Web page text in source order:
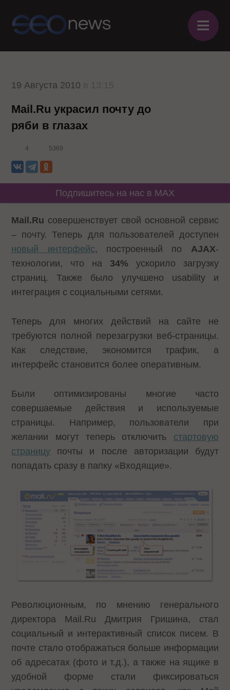
≡
19 Августа 2010
Mail.Ru украсил почту до
ряби в глазах
4 5369
Подпишитесь на нас в MAX
Mail.Ru совершенствует свой основной сервис
– почту. Теперь для пользователей доступен
новый интерфейс, построенный по AJAX-
технологии, что на 34%ускорило загрузку
страниц. Также было улучшено usability и
интеграция с социальными сетями.
Теперь для многих действий на сайте не
требуются полной перезагрузки веб-страницы.
Как следствие, экономится трафик, а
интерфейс становится более оперативным.
Были оптимизированы многие часто
совершаемые действия и используемые
страницы. Например, пользователи при
желании могут теперь отключить стартовую
страницу почты и после авторизации будут
попадать сразу в папку «Входящие».
Революционным, по мнению генерального
директора Mail.Ru Дмитрия Гришина, стал
социальный и интерактивный список писем. В
почте стало отображаться больше информации
об адресатах (фото и т.д.), а также на ящике в
удобной форме стали фиксироваться